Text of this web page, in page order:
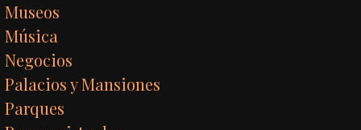
Museos
Música
Negocios
Palacios y Mansiones
Parques